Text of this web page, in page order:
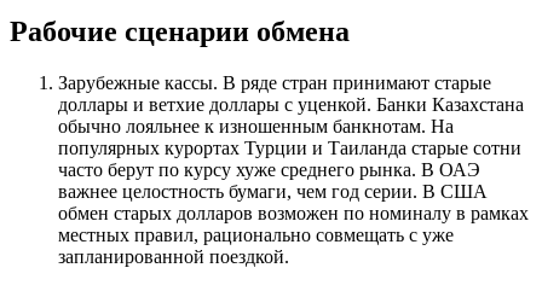
Рабочие сценарии обмена
Зарубежные кассы. В ряде стран принимают старые
доллары и ветхие доллары с уценкой. Банки Казахстана
обычно лояльнее к изношенным банкнотам. На
популярных курортах Турции и Таиланда старые сотни
часто берут по курсу хуже среднего рынка. В ОАЭ
важнее целостность бумаги, чем год серии. В США
обмен старых долларов возможен по номиналу в рамках
местных правил, рационально совмещать с уже
запланированной поездкой.